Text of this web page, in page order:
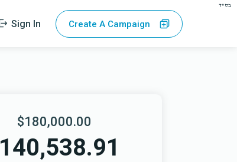
בס"ד
Sign In Create A Campaign
$180,000.00
140,538.91